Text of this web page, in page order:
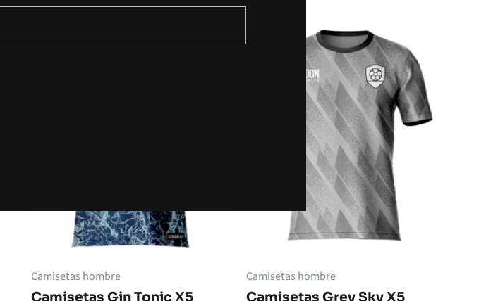
Camisetas hombre
Camisetas Gin Tonic X5
Camisetas hombre
Camisetas Grey Sky X5